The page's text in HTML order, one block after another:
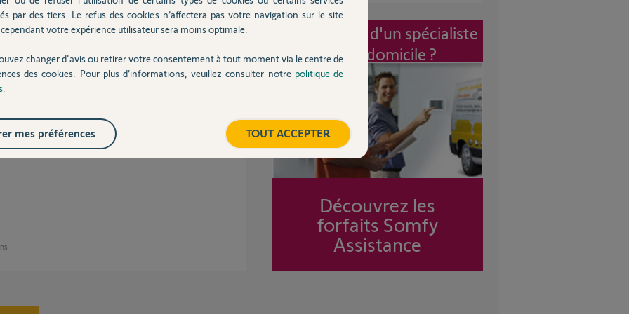
indiquez, il semblerait que votre visiophone
avoir besoin d'informations personnelles
envoyer un mail pour continuer votre
Intervention d'un spécialiste
à mon domicile ?
Découvrez les
forfaits Somfy
Assistance
par des tiers. Le refus des cookies n’affectera pas votre navigation sur le site
votre expérience utilisateur sera moins optimale.
changer d'avis ou retirer votre consentement à tout moment via le centre de
des cookies. Pour plus d’informations, veuillez consulter notre politique de
TOUT ACCEPTER
mes préférences